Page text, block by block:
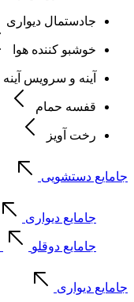
جادستمال دیواری
خوشبو کننده هوا
آینه و سرویس آینه
قفسه حمام
رخت آویز
جامایع دستشویی
جامایع دیواری
جامایع دوقلو
جامایع دیواری